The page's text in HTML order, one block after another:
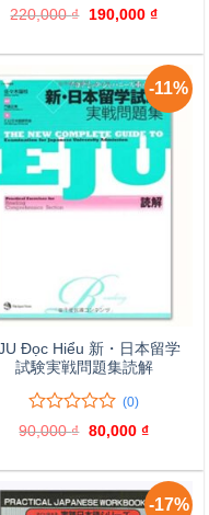
0
trên
0
giá
220,000₫ Giá
220,000 ₫.
190,000 ₫Giá
là:
-11%
Đọc Hiểu 新・日本留学
試験実戦問題集読解
0
trên
0
giá
(0)
90,000₫ Giá
90,000 ₫.
80,000 ₫Giá
là:
80,000
-17%